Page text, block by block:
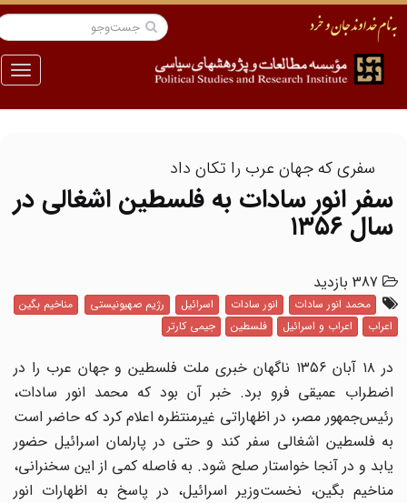
منو
سفری که جهان عرب را تکان داد
سفر انور سادات به فلسطین اشغالی در
سال ۱۳۵۶
387 بازدید
محمد انور سادات انور سادات اسرائیل رژیم صهیونیستی
مناخیم بگین
اعراب
اعراب و اسرائیل فلسطین جیمی کارتر
در ۱۸ آبان ۱۳۵۶ ناگهان خبری ملت فلسطین و جهان عرب را در
اضطراب عمیقی فرو برد. خبر آن بود که محمد انور سادات،
رئیس‌جمهور مصر، در اظهاراتی غیرمنتظره اعلام کرد که حاضر است
به فلسطین اشغالی سفر کند و حتی در پارلمان اسرائیل حضور
یابد و در آنجا خواستار صلح شود. به فاصله کمی از این سخنرانی،
مناخیم بگین، نخست‌وزیر اسرائیل، در پاسخ به اظهارات انور